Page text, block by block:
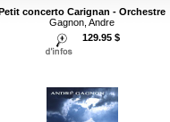
concerto Carignan - Orchestre
Gagnon, Andre
129.95 $